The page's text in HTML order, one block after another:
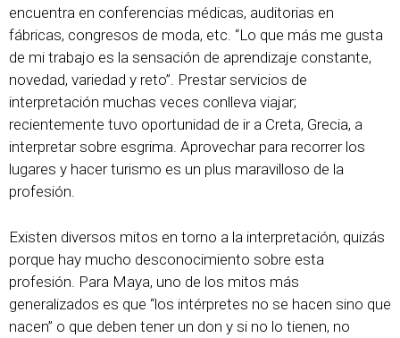
encuentra en conferencias médicas, auditorias en
fábricas, congresos de moda, etc. “Lo que más me gusta
de mi trabajo es la sensación de aprendizaje constante,
novedad, variedad y reto”. Prestar servicios de
interpretación muchas veces conlleva viajar;
recientemente tuvo oportunidad de ir a Creta, Grecia, a
interpretar sobre esgrima. Aprovechar para recorrer los
lugares y hacer turismo es un plus maravilloso de la
profesión.
Existen diversos mitos en torno a la interpretación, quizás
porque hay mucho desconocimiento sobre esta
profesión. Para Maya, uno de los mitos más
generalizados es que “los intérpretes no se hacen sino que
nacen” o que deben tener un don y si no lo tienen, no